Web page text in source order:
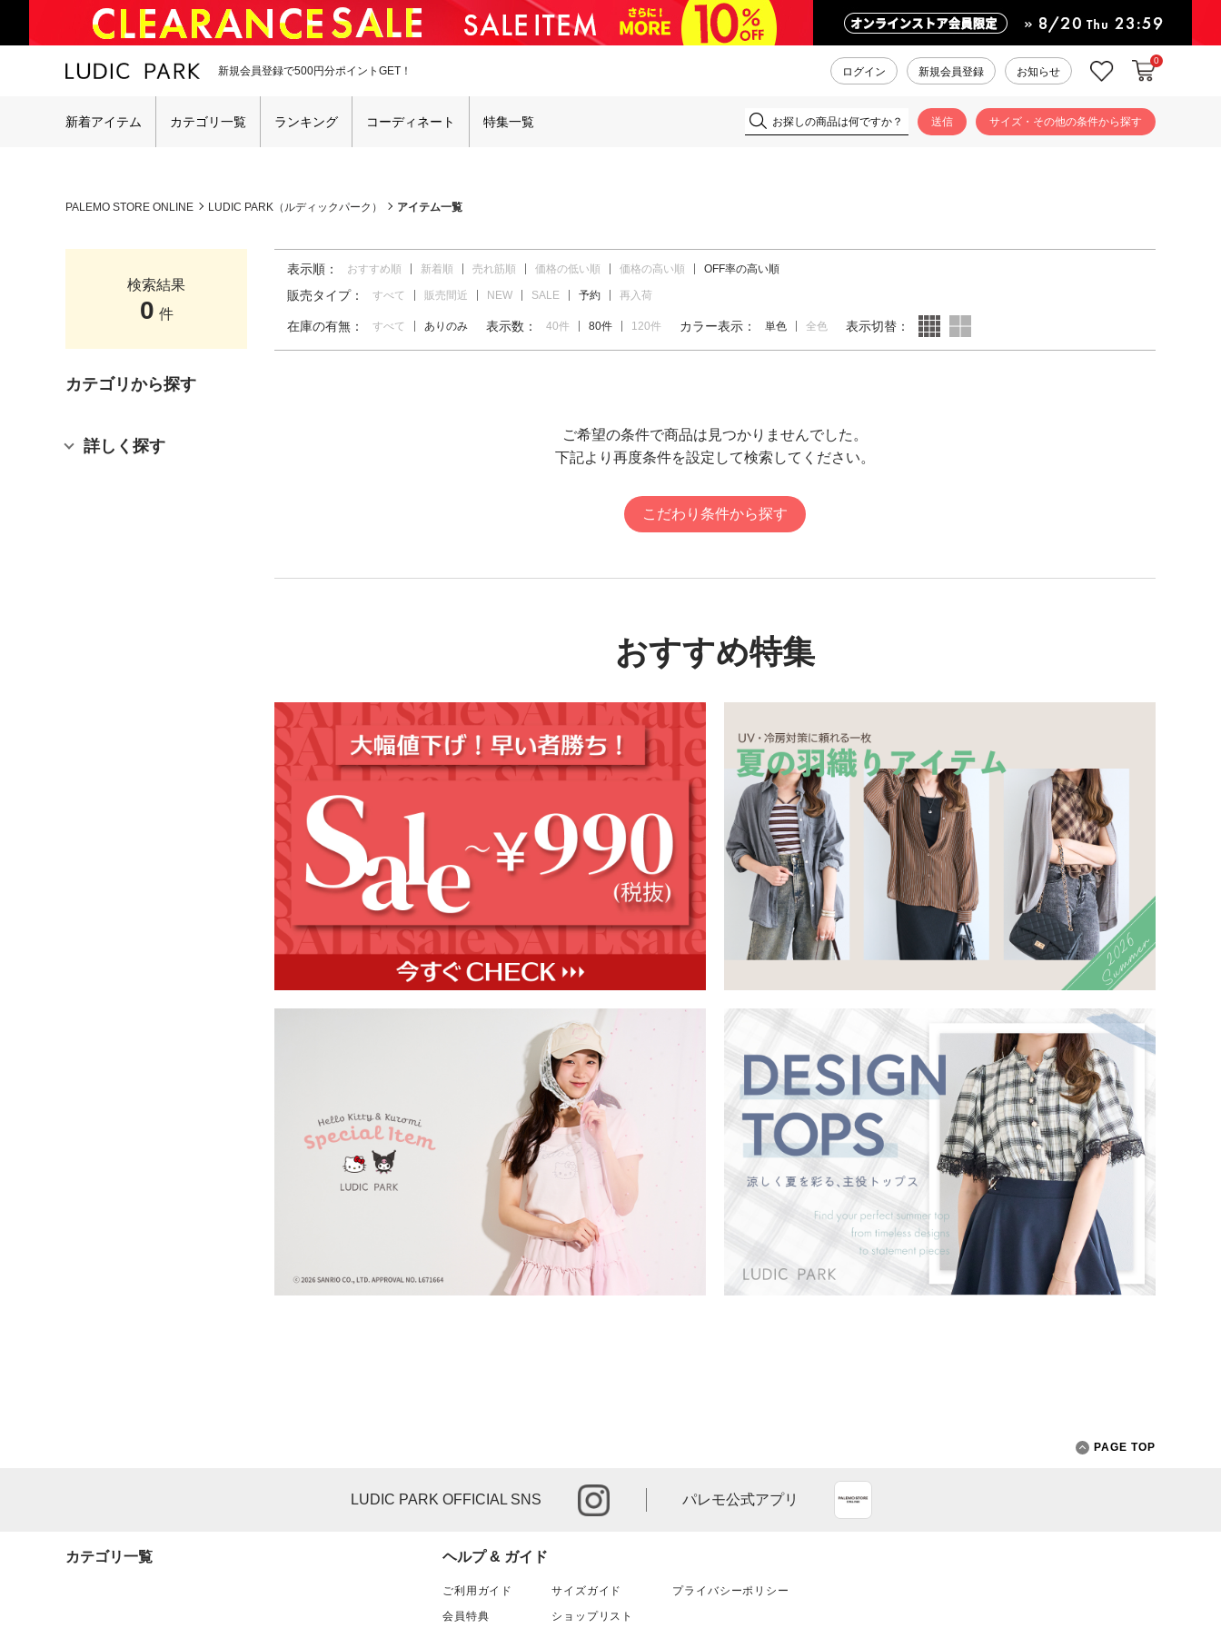
新規会員登録で500円分ポイントGET！ ログイン 新規会員登録 お知らせ お気に入りカートに入
0
新着アイテム カテゴリ一覧 ランキング コーディネート 特集一覧 サイズ・その他の条件から探す
PALEMO STORE ONLINE LUDIC PARK（ルディックパーク） アイテム一覧
検索結果
0 件
カテゴリから探す
詳しく探す
表示順： おすすめ順 新着順 売れ筋順 価格の低い順 価格の高い順 OFF率の高い順
販売タイプ： すべて 販売間近 NEW SALE 予約 再入荷
在庫の有無： すべて ありのみ 表示数： 40件 80件 120件 カラー表示： 単色 全色 表示切替：
ご希望の条件で商品は見つかりませんでした。
下記より再度条件を設定して検索してください。
こだわり条件から探す
おすすめ特集
PAGE TOP
LUDIC PARK OFFICIAL SNS
instagram
パレモ公式アプリ
App Store
カテゴリ一覧 ヘルプ & ガイド
ご利用ガイド
会員特典
サイズガイド
ショップリスト
プライバシーポリシー